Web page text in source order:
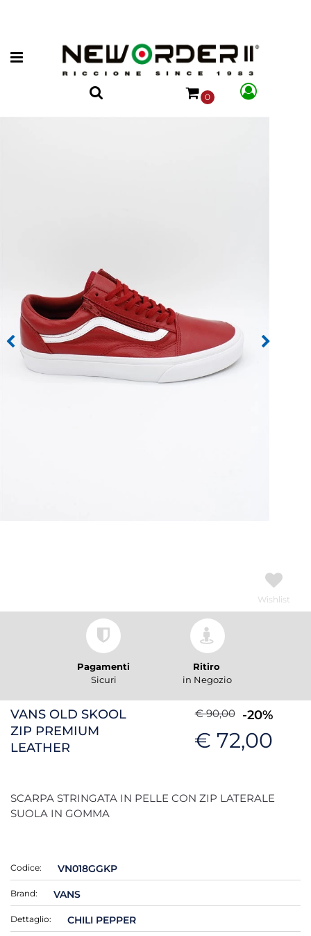
Open menu
0
Wishlist
Pagamenti
Sicuri
Ritiro
in Negozio
VANS OLD SKOOL
ZIP PREMIUM
LEATHER
€ 90,00 -20%
€ 72,00
SCARPA STRINGATA IN PELLE CON ZIP LATERALE
SUOLA IN GOMMA
Codice: VN018GGKP
Brand: VANS
Dettaglio: CHILI PEPPER